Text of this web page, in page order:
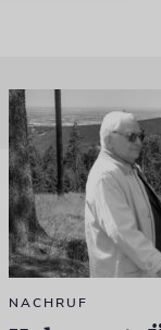
NACHRUF